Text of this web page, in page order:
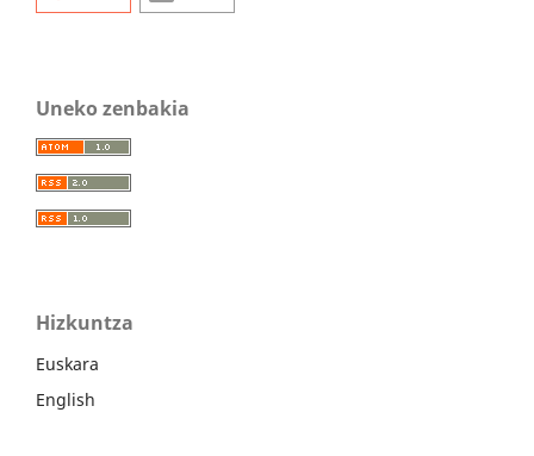
Uneko zenbakia
Hizkuntza
Euskara
English